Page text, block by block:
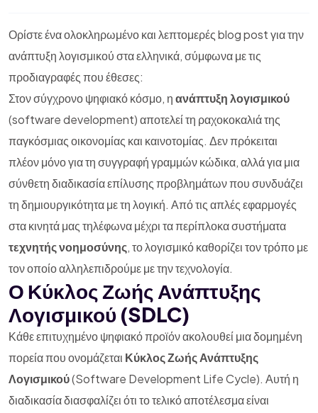
Ορίστε ένα ολοκληρωμένο και λεπτομερές blog post για την
ανάπτυξη λογισμικού στα ελληνικά, σύμφωνα με τις
προδιαγραφές που έθεσες:
Στον σύγχρονο ψηφιακό κόσμο, ηανάπτυξη λογισμικού
(software development) αποτελεί τη ραχοκοκαλιά της
παγκόσμιας οικονομίας και καινοτομίας. Δεν πρόκειται
πλέον μόνο για τη συγγραφή γραμμών κώδικα, αλλά για μια
σύνθετη διαδικασία επίλυσης προβλημάτων που συνδυάζει
τη δημιουργικότητα με τη λογική. Από τις απλές εφαρμογές
στα κινητά μας τηλέφωνα μέχρι τα περίπλοκα συστήματα
τεχνητής νοημοσύνης, το λογισμικό καθορίζει τον τρόπο με
τον οποίο αλληλεπιδρούμε με την τεχνολογία.
Ο Κύκλος Ζωής Ανάπτυξης
Λογισμικού (SDLC)
Κάθε επιτυχημένο ψηφιακό προϊόν ακολουθεί μια δομημένη
πορεία που ονομάζεται Κύκλος Ζωής Ανάπτυξης
Λογισμικού(Software Development Life Cycle). Αυτή η
διαδικασία διασφαλίζει ότι το τελικό αποτέλεσμα είναι